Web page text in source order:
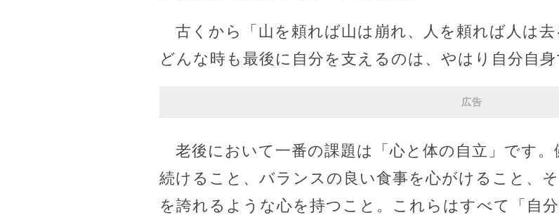
古くから「山を頼れば山は崩れ、人を頼れば人は去
どんな時も最後に自分を支えるのは、やはり自分自身
広告
老後において一番の課題は「心と体の自立」です。
続けること、バランスの良い食事を心がけること、
を誇れるような心を持つこと。これらはすべて「自